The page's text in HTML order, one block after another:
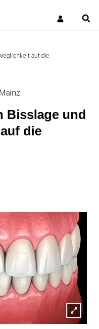
auf die
Bisslage und
die
Lightbox